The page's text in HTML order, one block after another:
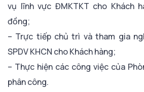
vụ lĩnh vực ĐMKTKT cho Khách
đồng;
– Trực tiếp chủ trì và tham gia
SPDV KHCN cho Khách hàng;
– Thực hiện các công việc của
phân công.